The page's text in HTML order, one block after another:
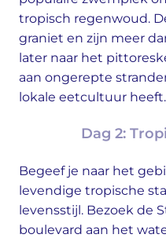
tropisch regenwoud.
graniet en zijn meer
later naar het
aan ongerepte
lokale eetcultuur heeft.
Dag 2:
Begeef je naar het
levendige tropische
levensstijl. Bezoek de
boulevard aan het